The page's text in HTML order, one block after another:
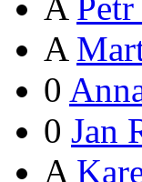
A
A
0
0 Jan
A